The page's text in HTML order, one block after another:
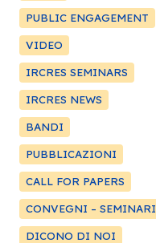
PUBLIC ENGAGEMENT
VIDEO
IRCRES SEMINARS
IRCRES NEWS
BANDI
PUBBLICAZIONI
CALL FOR PAPERS
CONVEGNI – SEMINARI
DICONO DI NOI